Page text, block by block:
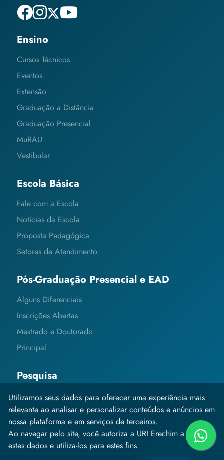
Ensino
Cursos Técnicos
Eventos
Extensão
Graduação a Distância
Graduação Presencial
MuRAU
Vestibular
Escola Básica
Fale com a Escola
Notícias da Escola
Proposta Pedagógica
Setores de Atendimento
Pós-Graduação Presencial e EAD
Alguns Diferenciais
Inscrições Abertas
Mestrado e Doutorado
Principal
Pesquisa
Editais e Informações
Grupos de Pesquisa
Pesquisa
Utilizamos seus dados para oferecer uma experiência mais
relevante ao analisar e personalizar conteúdos e anúncios em
nossa plataforma e em serviços de terceiros.
Ao navegar pelo site, você autoriza a URI Erechim a coletar
estes dados e utiliza-los para estes fins.